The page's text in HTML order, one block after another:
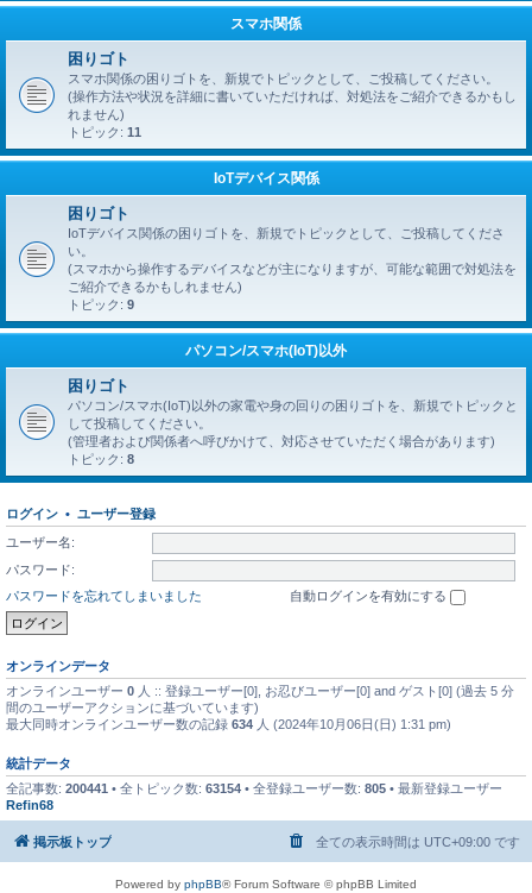
スマホ関係
困りゴト
スマホ関係の困りゴトを、新規でトピックとして、ご投稿してください。
(操作方法や状況を詳細に書いていただければ、対処法をご紹介できるかもし
れません)
トピック: 11
IoTデバイス関係
困りゴト
IoTデバイス関係の困りゴトを、新規でトピックとして、ご投稿してくださ
い。
(スマホから操作するデバイスなどが主になりますが、可能な範囲で対処法を
ご紹介できるかもしれません)
トピック: 9
パソコン/スマホ(IoT)以外
困りゴト
パソコン/スマホ(IoT)以外の家電や身の回りの困りゴトを、新規でトピックと
して投稿してください。
(管理者および関係者へ呼びかけて、対応させていただく場合があります)
トピック: 8
ログイン • ユーザー登録
ユーザー名:
パスワード:
パスワードを忘れてしまいました
自動ログインを有効にする
オンラインデータ
オンラインユーザー 0 人 :: 登録ユーザー[0], お忍びユーザー[0] and ゲスト[0] (過去 5 分
間のユーザーアクションに基づいています)
最大同時オンラインユーザー数の記録 634 人 (2024年10月06日(日) 1:31 pm)
統計データ
全記事数: 200441 • 全トピック数: 63154 • 全登録ユーザー数: 805 • 最新登録ユーザー
Refin68
掲示板トップ 全ての表示時間は UTC+09:00 です
Powered by phpBB® Forum Software © phpBB Limited